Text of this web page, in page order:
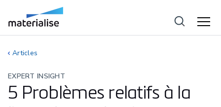
Articles
EXPERT INSIGHT
5 Problèmes relatifs à la